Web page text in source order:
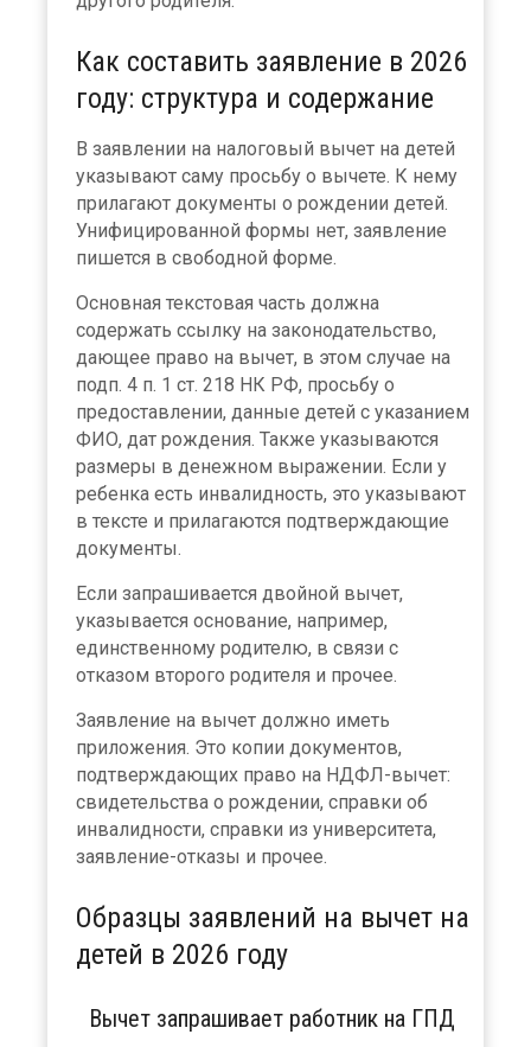
Как составить заявление в 2026
году: структура и содержание
В заявлении на налоговый вычет на детей
указывают саму просьбу о вычете. К нему
прилагают документы о рождении детей.
Унифицированной формы нет, заявление
пишется в свободной форме.
Основная текстовая часть должна
содержать ссылку на законодательство,
дающее право на вычет, в этом случае на
подп. 4 п. 1 ст. 218 НК РФ, просьбу о
предоставлении, данные детей с указанием
ФИО, дат рождения. Также указываются
размеры в денежном выражении. Если у
ребенка есть инвалидность, это указывают
в тексте и прилагаются подтверждающие
документы.
Если запрашивается двойной вычет,
указывается основание, например,
единственному родителю, в связи с
отказом второго родителя и прочее.
Заявление на вычет должно иметь
приложения. Это копии документов,
подтверждающих право на НДФЛ-вычет:
свидетельства о рождении, справки об
инвалидности, справки из университета,
заявление-отказы и прочее.
Образцы заявлений на вычет на
детей в 2026 году
Вычет запрашивает работник на ГПД